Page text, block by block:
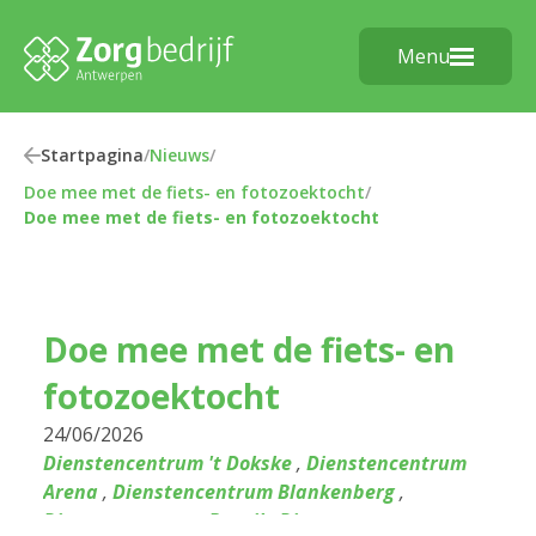
Menu
Startpagina/Nieuws/
Doe mee met de fiets- en fotozoektocht/
Doe mee met de fiets- en fotozoektocht
Doe mee met de fiets- en
fotozoektocht
24/06/2026
Dienstencentrum 't Dokske, Dienstencentrum
Arena , Dienstencentrum Blankenberg,
Dienstencentrum Bosuil
Dienstencentrum